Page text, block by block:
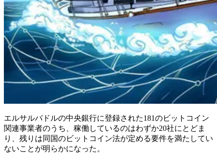
エルサルバドルの中央銀行に登録された181のビットコイン
関連事業者のうち、稼働しているのはわずか20社にとどま
り、残りは同国のビットコイン法が定める要件を満たしてい
ないことが明らかになった。